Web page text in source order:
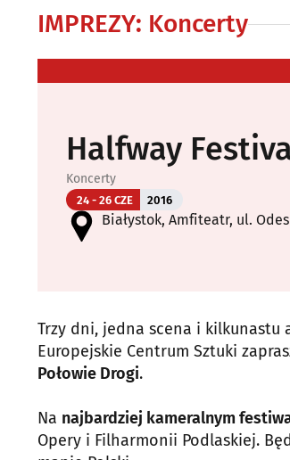
IMPREZY: Koncerty
Halfway
Koncerty
24 - 26 CZE 2016
Białystok, Amfiteatr, ul.
Trzy dni, jedna scena i kilkunastu
Europejskie Centrum Sztuki
Połowie Drogi.
Na najbardziej kameralnym
Opery i Filharmonii Podlaskiej.